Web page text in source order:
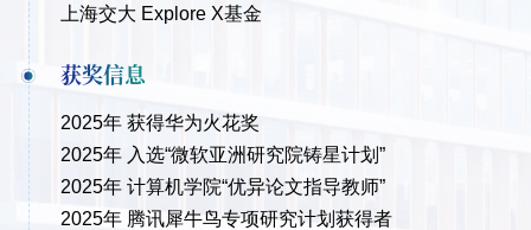
上海交大 Explore X基金
获奖信息
2025年 获得华为火花奖
2025年 入选“微软亚洲研究院铸星计划”
2025年 计算机学院“优异论文指导教师”
2025年 腾讯犀牛鸟专项研究计划获得者